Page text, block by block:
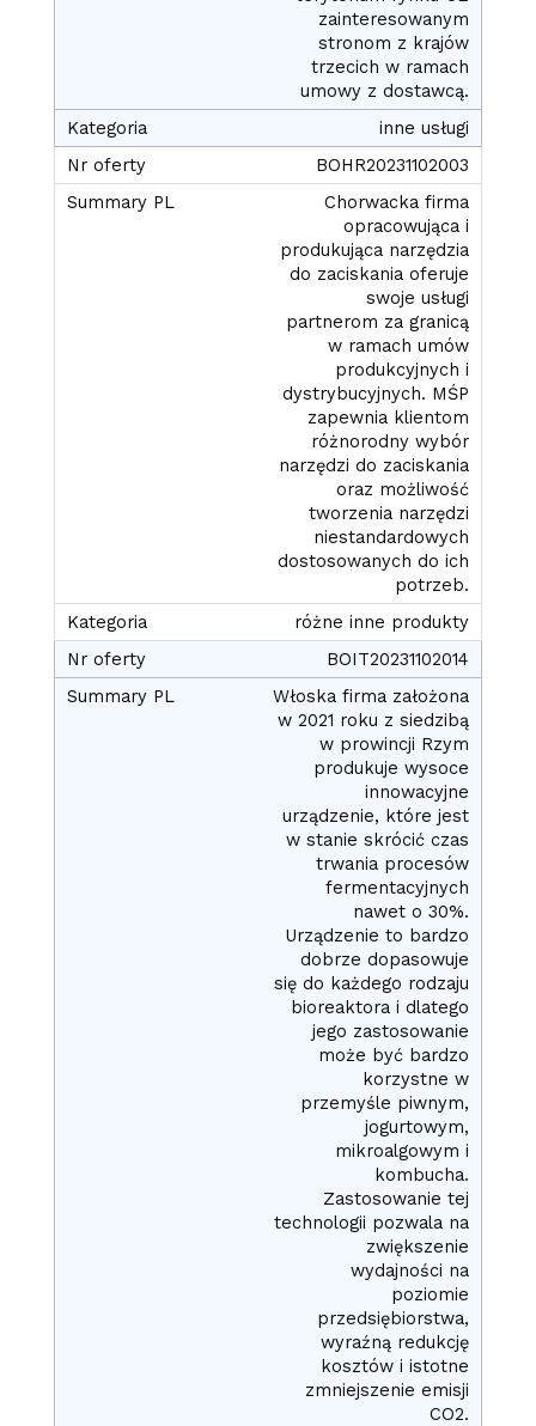
zainteresowanym
stronom z krajów
trzecich w ramach
umowy z dostawcą.
inne usługi
BOHR20231102003
Chorwacka firma
opracowująca i
produkująca narzędzia
do zaciskania oferuje
swoje usługi
partnerom za granicą
w ramach umów
produkcyjnych i
dystrybucyjnych. MŚP
zapewnia klientom
różnorodny wybór
narzędzi do zaciskania
oraz możliwość
tworzenia narzędzi
niestandardowych
dostosowanych do ich
potrzeb.
różne inne produkty
BOIT20231102014
Włoska firma założona
w 2021 roku z siedzibą
w prowincji Rzym
produkuje wysoce
innowacyjne
urządzenie, które jest
w stanie skrócić czas
trwania procesów
fermentacyjnych
nawet o 30%.
Urządzenie to bardzo
dobrze dopasowuje
się do każdego rodzaju
bioreaktora i dlatego
jego zastosowanie
może być bardzo
korzystne w
przemyśle piwnym,
jogurtowym,
mikroalgowym i
kombucha.
Zastosowanie tej
technologii pozwala na
zwiększenie
wydajności na
poziomie
przedsiębiorstwa,
wyraźną redukcję
kosztów i istotne
zmniejszenie emisji
CO2.